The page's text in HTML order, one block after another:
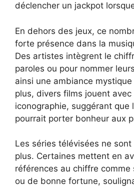
déclencher un jackpot
En dehors des jeux, ce
forte présence dans la
Des artistes intègrent le
paroles ou pour nommer
ainsi une ambiance
plus, divers films jouent avec
iconographie, suggérant que
pourrait porter bonheur aux
Les séries télévisées ne
plus. Certaines mettent en
références au chiffre comme
ou de bonne fortune,